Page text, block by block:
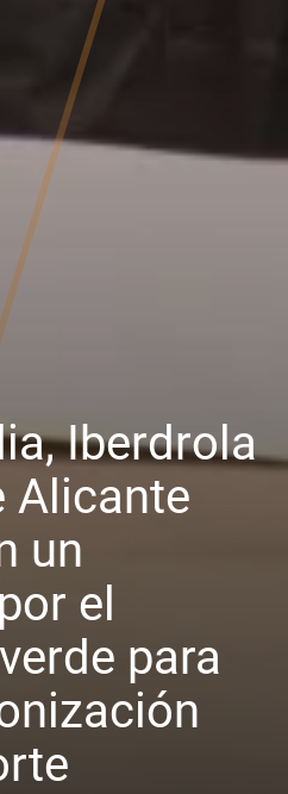
Iberdrola
Alicante
un
el
para